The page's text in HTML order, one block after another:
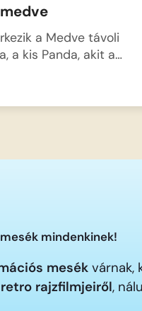
a Medve távoli
a kis Panda, akit a…
mindenkinek!
mesék várnak,
retro rajzfilmjeiről,